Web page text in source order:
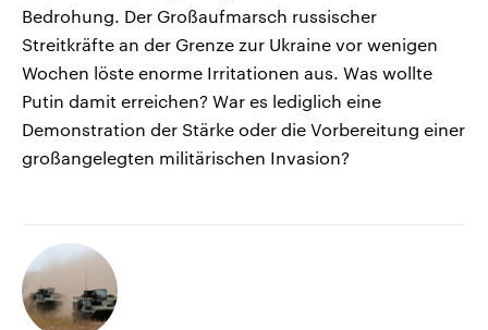
Bedrohung. Der Großaufmarsch russischer
Streitkräfte an der Grenze zur Ukraine vor wenigen
Wochen löste enorme Irritationen aus. Was wollte
Putin damit erreichen? War es lediglich eine
Demonstration der Stärke oder die Vorbereitung einer
großangelegten militärischen Invasion?